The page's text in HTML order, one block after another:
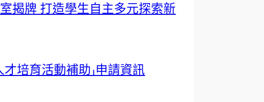
揭牌 打造學生自主多元探索新
才培育活動補助」申請資訊